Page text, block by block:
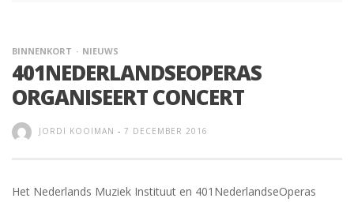
BINNENKORT NIEUWS
401NEDERLANDSEOPERAS
ORGANISEERT CONCERT
JORDI KOOIMAN - 7 DECEMBER 2016
Het Nederlands Muziek Instituut en 401NederlandseOperas